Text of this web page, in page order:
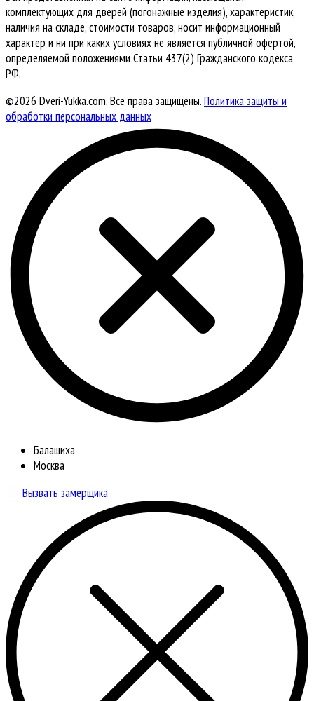
комплектующих для дверей (погонажные изделия), характеристик,
наличия на складе, стоимости товаров, носит информационный
характер и ни при каких условиях не является публичной офертой,
определяемой положениями Статьи 437(2) Гражданского кодекса
РФ.
©2026 Dveri-Yukka.com. Все права защищены.Политика защиты и
обработки персональных данных
Балашиха
Москва
Вызвать замерщика